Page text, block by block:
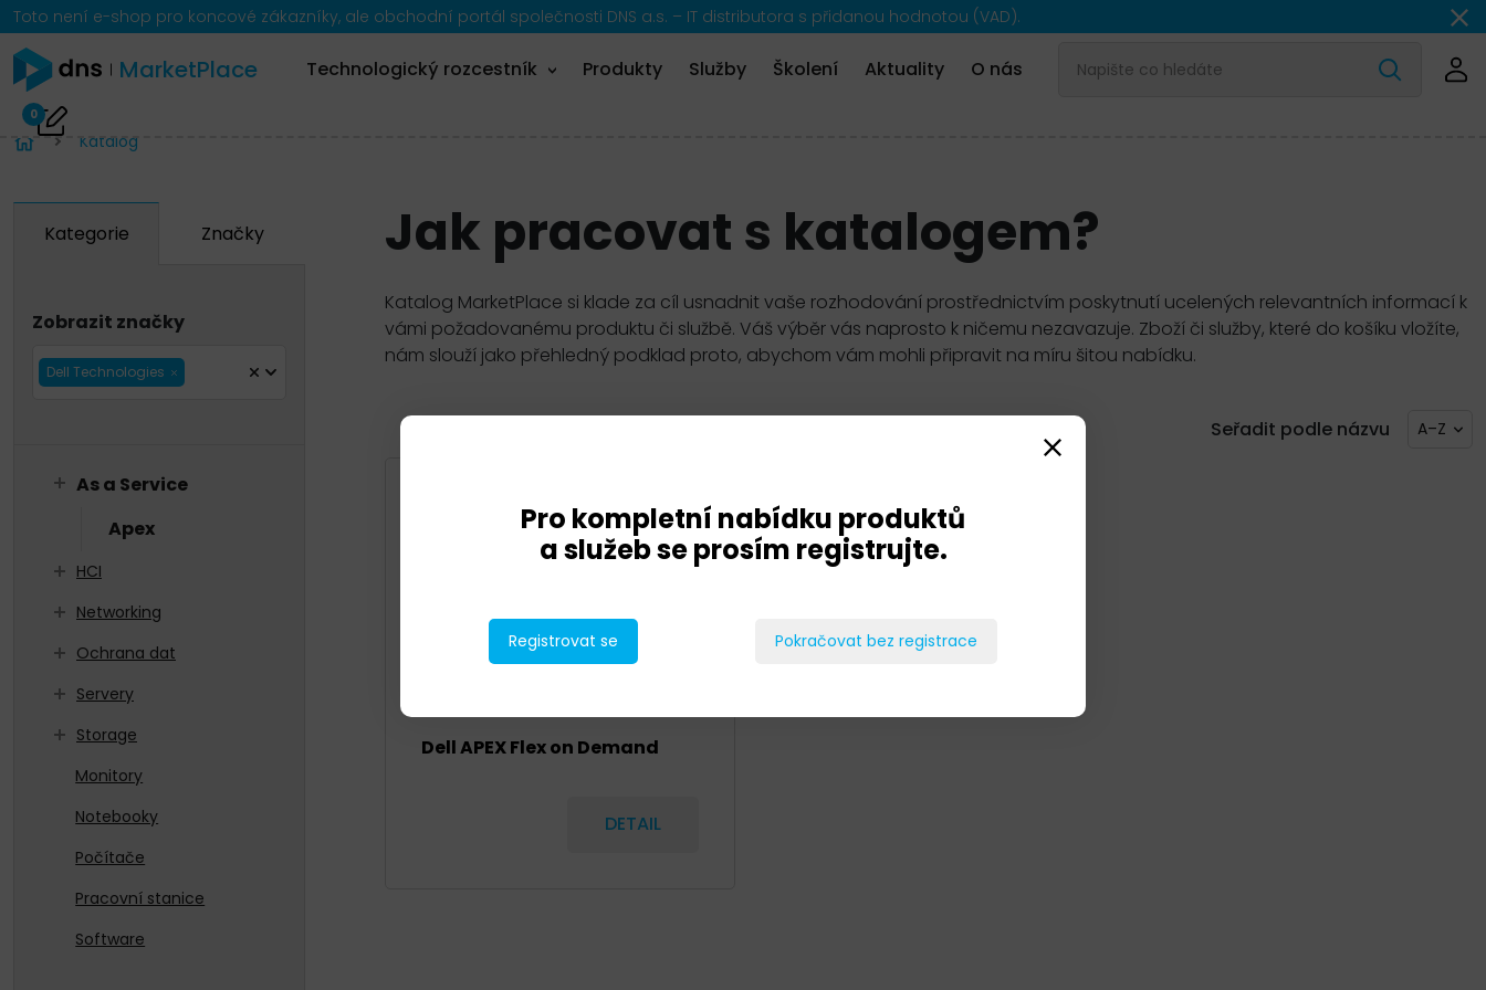
Toto není e-shop pro koncové zákazníky, ale obchodní portál společnosti DNS a.s. – IT distributora s přidanou hodnotou (VAD).
MarketPlace Technologický rozcestník Produkty Služby Školení Aktuality O nás
0
Katalog
Kategorie Značky
Zobrazit značky
Dell Technologies
As a Service
Apex
HCI
Networking
Ochrana dat
Servery
Storage
Monitory
Notebooky
Počítače
Pracovní stanice
Software
Jak pracovat s katalogem?
Katalog MarketPlace si klade za cíl usnadnit vaše rozhodování prostřednictvím poskytnutí ucelených relevantních informací k
vámi požadovanému produktu či službě. Váš výběr vás naprosto k ničemu nezavazuje. Zboží či služby, které do košíku vložíte,
nám slouží jako přehledný podklad proto, abychom vám mohli připravit na míru šitou nabídku.
Seřadit podle názvu A–Z
Dell APEX Flex on Demand
DETAIL
Pro kompletní nabídku produktů
a služeb se prosím registrujte.
Registrovat se Pokračovat bez registrace